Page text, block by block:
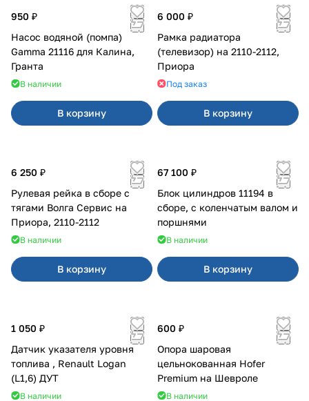
950 ₽
Насос водяной (помпа)
Gamma 21116 для Калина,
Гранта
В наличии
В корзину
6 000 ₽
Рамка радиатора
(телевизор) на 2110-2112,
Приора
Под заказ
В корзину
6 250 ₽
Рулевая рейка в сборе с
тягами Волга Сервис на
Приора, 2110-2112
В наличии
В корзину
67 100 ₽
Блок цилиндров 11194 в
сборе, с коленчатым валом и
поршнями
В наличии
В корзину
1 050 ₽
Датчик указателя уровня
топлива , Renault Logan
(L1,6) ДУТ
В наличии
600 ₽
Опора шаровая
цельнокованная Hofer
Premium на Шевроле
В наличии